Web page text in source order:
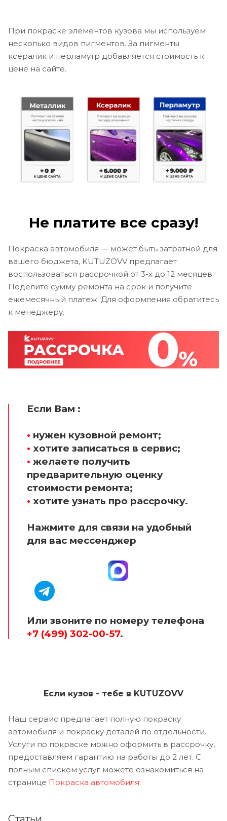
При покраске элементов кузова мы используем
несколько видов пигментов. За пигменты
ксералик и перламутр добавляется стоимость к
цене на сайте.
Не платите все сразу!
Покраска автомобиля — может быть затратной для
вашего бюджета, KUTUZOVV предлагает
воспользоваться рассрочкой от 3-х до 12 месяцев.
Поделите сумму ремонта на срок и получите
ежемесячный платеж. Для оформления обратитесь
к менеджеру.
Если Вам :
• нужен кузовной ремонт;
• хотите записаться в сервис;
• желаете получить
предварительную оценку
стоимости ремонта;
• хотите узнать про рассрочку.
Нажмите для связи на удобный
для вас мессенджер
Или звоните по номеру телефона
+7 (499) 302-00-57.
Если кузов - тебе в KUTUZOVV
Наш сервис предлагает полную покраску
автомобиля и покраску деталей по отдельности.
Услуги по покраске можно оформить в рассрочку,
предоставляем гарантию на работы до 2 лет. С
полным списком услуг можете ознакомиться на
странице Покраска автомобиля.